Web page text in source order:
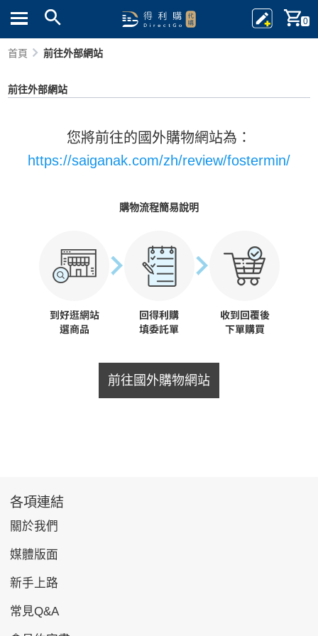
0
首頁 前往外部網站
前往外部網站
您將前往的國外購物網站為：
https://saiganak.com/zh/review/fostermin/
購物流程簡易說明
前往國外購物網站
各項連結
關於我們
媒體版面
新手上路
常見Q&A